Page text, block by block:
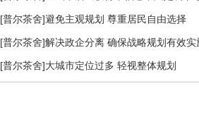
[普尔茶舍]避免主观规划 尊重居民自由选择
[普尔茶舍]解决政企分离 确保战略规划有效实
[普尔茶舍]大城市定位过多 轻视整体规划